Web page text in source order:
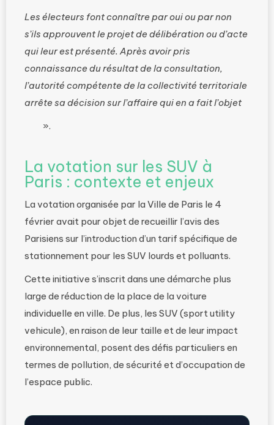
Les électeurs font connaître par oui ou par non
s’ils approuvent le projet de délibération ou d’acte
qui leur est présenté. Après avoir pris
connaissance du résultat de la consultation,
l’autorité compétente de la collectivité territoriale
arrête sa décision sur l’affaire qui en a fait l’objet
».
La votation sur les SUV à
Paris : contexte et enjeux
La votation organisée par la Ville de Paris le 4
février avait pour objet de recueillir l’avis des
Parisiens sur l’introduction d’un tarif spécifique de
stationnement pour les SUV lourds et polluants.
Cette initiative s’inscrit dans une démarche plus
large de réduction de la place de la voiture
individuelle en ville. De plus, les SUV (sport utility
vehicule), en raison de leur taille et de leur impact
environnemental, posent des défis particuliers en
termes de pollution, de sécurité et d’occupation de
l’espace public.